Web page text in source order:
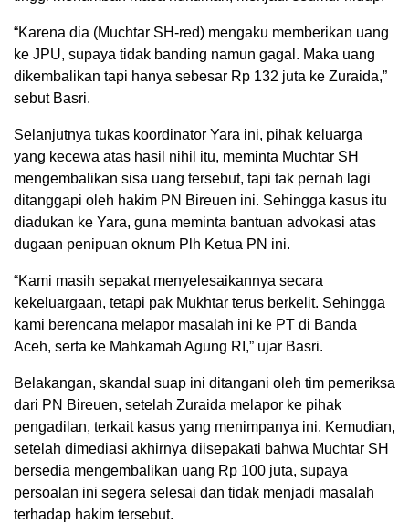
“Karena dia (Muchtar SH-red) mengaku memberikan uang
ke JPU, supaya tidak banding namun gagal. Maka uang
dikembalikan tapi hanya sebesar Rp 132 juta ke Zuraida,”
sebut Basri.
Selanjutnya tukas koordinator Yara ini, pihak keluarga
yang kecewa atas hasil nihil itu, meminta Muchtar SH
mengembalikan sisa uang tersebut, tapi tak pernah lagi
ditanggapi oleh hakim PN Bireuen ini. Sehingga kasus itu
diadukan ke Yara, guna meminta bantuan advokasi atas
dugaan penipuan oknum Plh Ketua PN ini.
“Kami masih sepakat menyelesaikannya secara
kekeluargaan, tetapi pak Mukhtar terus berkelit. Sehingga
kami berencana melapor masalah ini ke PT di Banda
Aceh, serta ke Mahkamah Agung RI,” ujar Basri.
Belakangan, skandal suap ini ditangani oleh tim pemeriksa
dari PN Bireuen, setelah Zuraida melapor ke pihak
pengadilan, terkait kasus yang menimpanya ini. Kemudian,
setelah dimediasi akhirnya diisepakati bahwa Muchtar SH
bersedia mengembalikan uang Rp 100 juta, supaya
persoalan ini segera selesai dan tidak menjadi masalah
terhadap hakim tersebut.